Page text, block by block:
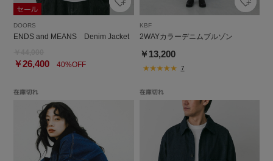
DOORS
ENDS and MEANS Denim Jacket
￥26,400 40%OFF
KBF
2WAYカラーデニムブルゾン
￥13,200
7